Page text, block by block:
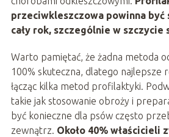
przeciwkleszczowa powinna być
cały rok, szczególnie w szczycie
Warto pamiętać, że żadna metoda
100% skuteczna, dlatego najlepsze
łącząc kilka metod profilaktyki.
takie jak stosowanie obroży i
być konieczne dla psów często
zewnątrz. Około 40% właścicieli